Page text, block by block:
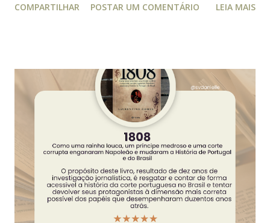
da educação estratégica e gerencial : respeito ao espaço
convivência e evita conflitos desnecessários. 2. Organize
seus alimentos em um único espaço Facilita o controle da
validade e mantém a geladeira práticas para todos. 3.
Consuma apenas o que é seu Evita mal-entendidos e
reforça a confiança entre colegas. 4. Derramou algo? Limpe
na hora Higiene imediata garante um ambiente limpo e
agradável para o próximo usuário. 5. Não deixe alimentos
estragarem Escolha um dia fixo da semana para revisar
seus itens e evitar desperdício. 6....
COMPARTILHAR POSTAR UM COMENTÁRIO LEIA MAIS